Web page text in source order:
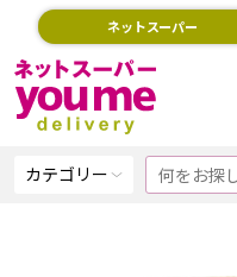
ネットスーパー
カテゴリー